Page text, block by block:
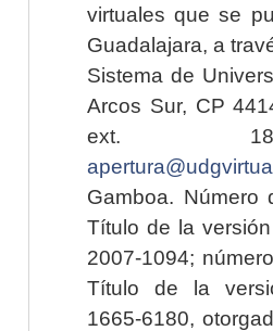
virtuales que se
Guadalajara, a
Sistema de
Arcos Sur, CP
ext.
Gamboa.
Título de la
2007-1094;
Título de la
1665-6180,